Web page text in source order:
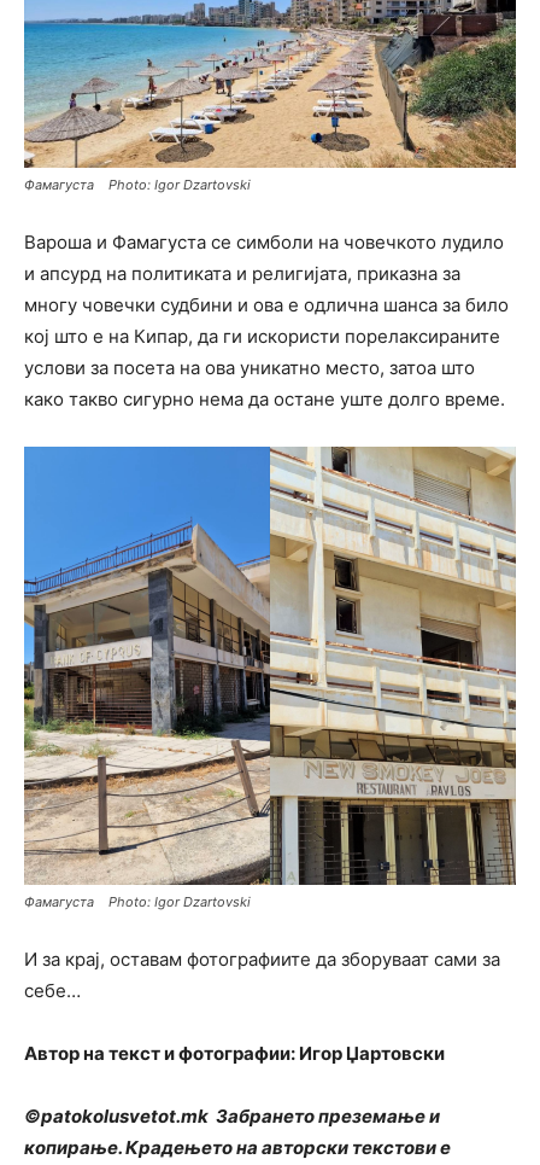
Фамагуста Photo: Igor Dzartovski
Вароша и Фамагуста се симболи на човечкото лудило
и апсурд на политиката и религијата, приказна за
многу човечки судбини и ова е одлична шанса за било
кој што е на Кипар, да ги искористи порелаксираните
услови за посета на ова уникатно место, затоа што
како такво сигурно нема да остане уште долго време.
Фамагуста Photo: Igor Dzartovski
И за крај, оставам фотографиите да зборуваат сами за
себе…
Автор на текст и фотографии: Игор Џартовски
©patokolusvetot.mk Забрането преземање и
копирање. Крадењето на авторски текстови е